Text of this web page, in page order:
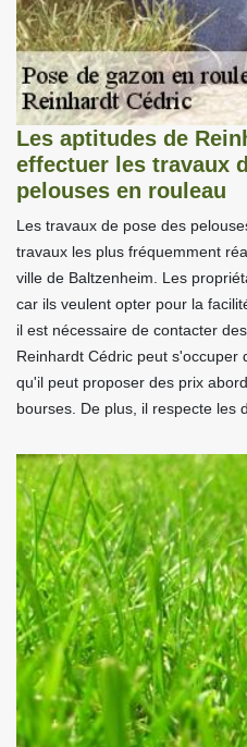
Les aptitudes de
effectuer les travaux
pelouses en rouleau
Les travaux de pose des
travaux les plus fréquemment
ville de Baltzenheim. Les
car ils veulent opter pour la
il est nécessaire de contacter
Reinhardt Cédric peut s'occuper
qu'il peut proposer des prix
bourses. De plus, il respecte les